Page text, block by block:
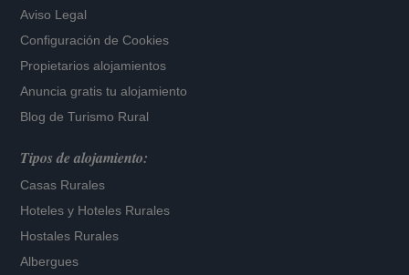
Aviso Legal
Configuración de Cookies
Propietarios alojamientos
Anuncia gratis tu alojamiento
Blog de Turismo Rural
Tipos de alojamiento:
Casas Rurales
Hoteles y Hoteles Rurales
Hostales Rurales
Albergues